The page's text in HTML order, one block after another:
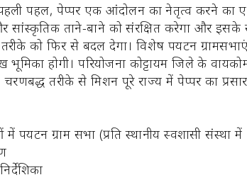
पहल, पेप्पर एक आंदोलन का नेतृत्व करने का
सांस्कृतिक ताने-बाने को संरक्षित करेगा और इसके
को फिर से बदल देगा। विशेष पर्यटन
भूमिका होगी। परियोजना कोट्टायम जिले के
तरीके से मिशन पूरे राज्य में पेप्पर का
पर्यटन ग्राम सभा (प्रति स्थानीय स्वशासी संस्था में